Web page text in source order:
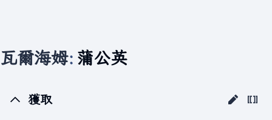
瓦爾海姆: 蒲公英
獲取